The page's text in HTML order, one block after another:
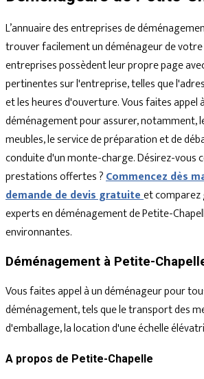
L’annuaire des entreprises de
trouver facilement un déménageur de
entreprises possèdent leur propre page
pertinentes sur l'entreprise, telles que
et les heures d'ouverture. Vous faites appel
déménagement pour assurer, notamment,
meubles, le service de préparation et de
conduite d'un monte-charge. Désirez-vous
prestations offertes ?Commencez dès
demande de devis gratuiteet
experts en déménagement de Petite-
environnantes.
Déménagement à Petite-
Vous faites appel à un déménageur pour
déménagement, tels que le transport des
d'emballage, la location d'une échelle
A propos de Petite-Chapelle